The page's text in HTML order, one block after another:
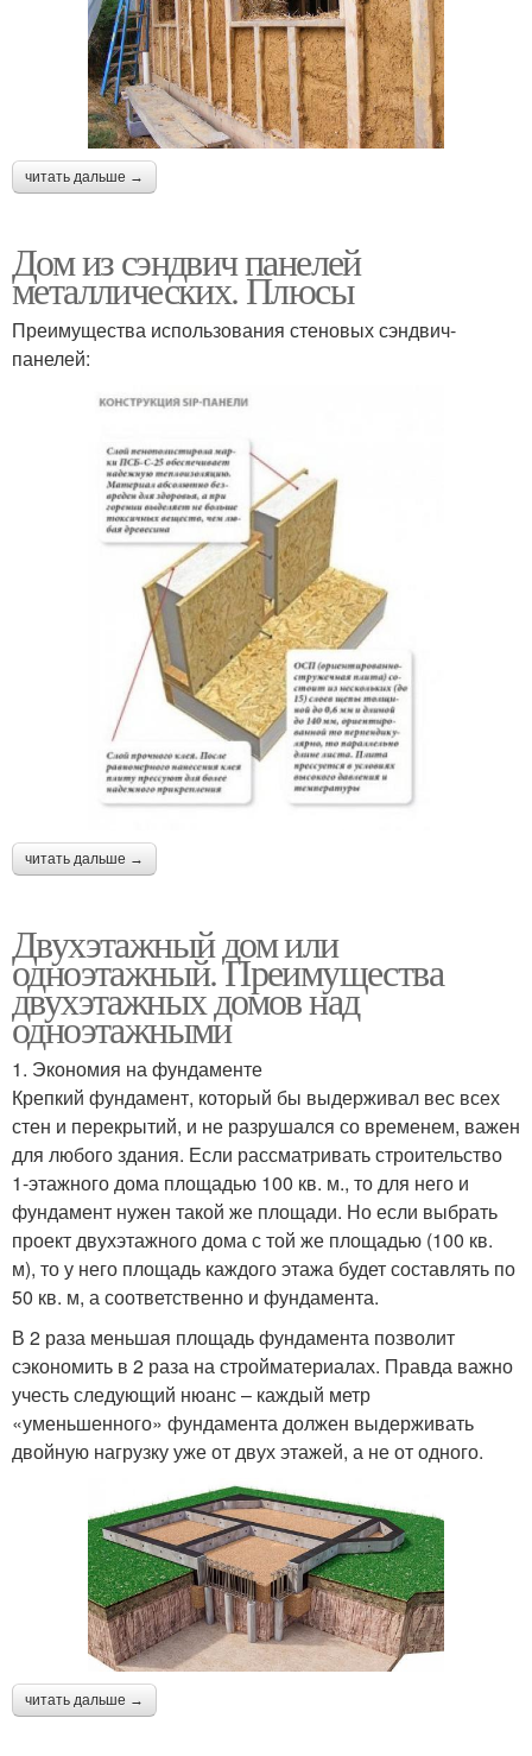
читать дальше →
Дом из сэндвич панелей
металлических. Плюсы
Преимущества использования стеновых сэндвич-
панелей:
читать дальше →
Двухэтажный дом или
одноэтажный. Преимущества
двухэтажных домов над
одноэтажными
1. Экономия на фундаменте
Крепкий фундамент, который бы выдерживал вес всех
стен и перекрытий, и не разрушался со временем, важен
для любого здания. Если рассматривать строительство
1-этажного дома площадью 100 кв. м., то для него и
фундамент нужен такой же площади. Но если выбрать
проект двухэтажного дома с той же площадью (100 кв.
м), то у него площадь каждого этажа будет составлять по
50 кв. м, а соответственно и фундамента.
В 2 раза меньшая площадь фундамента позволит
сэкономить в 2 раза на стройматериалах. Правда важно
учесть следующий нюанс – каждый метр
«уменьшенного» фундамента должен выдерживать
двойную нагрузку уже от двух этажей, а не от одного.
читать дальше →